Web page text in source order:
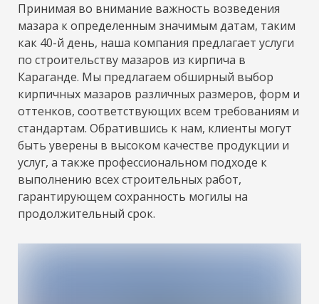
Принимая во внимание важность возведения
мазара к определенным значимым датам, таким
как 40-й день, наша компания предлагает услуги
по строительству мазаров из кирпича в
Караганде. Мы предлагаем обширный выбор
кирпичных мазаров различных размеров, форм и
оттенков, соответствующих всем требованиям и
стандартам. Обратившись к нам, клиенты могут
быть уверены в высоком качестве продукции и
услуг, а также профессиональном подходе к
выполнению всех строительных работ,
гарантирующем сохранность могилы на
продолжительный срок.